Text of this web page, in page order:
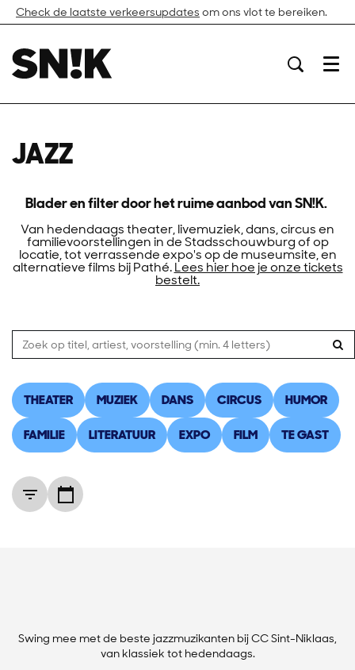
Check de laatste verkeersupdates om ons vlot te bereiken.
Menu
JAZZ
Blader en filter door het ruime aanbod van SN!K.
Van hedendaags theater, livemuziek, dans, circus en
familievoorstellingen in de Stadsschouwburg of op
locatie, tot verrassende expo's op de museumsite, en
alternatieve films bij Pathé.Lees hier hoe je onze tickets
bestelt.
THEATER MUZIEK DANS CIRCUS HUMOR
FAMILIE LITERATUUR EXPO FILM TE GAST
Swing mee met de beste jazzmuzikanten bij CC Sint-Niklaas,
van klassiek tot hedendaags.